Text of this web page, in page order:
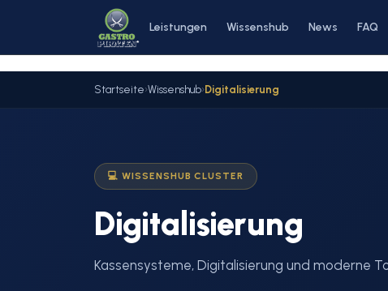
springen
Leistungen Wissenshub News FAQ
Startseite›Wissenshub›Digitalisierung
💻 WISSENSHUB CLUSTER
Digitalisierung
Kassensysteme, Digitalisierung und moderne